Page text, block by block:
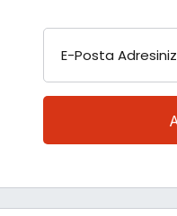
E-Posta Adresiniz